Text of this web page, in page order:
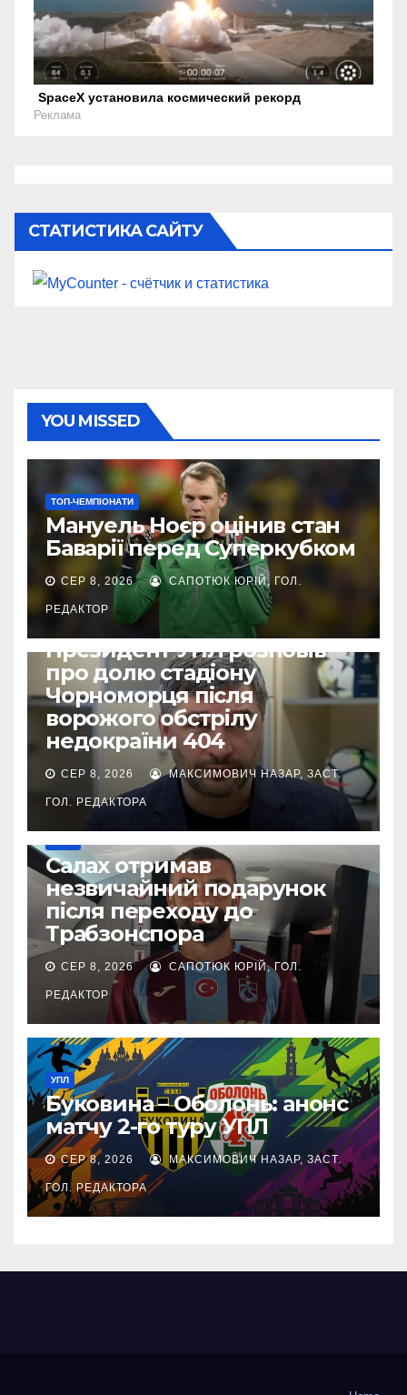
SpaceX установила космический рекорд
Реклама
СТАТИСТИКА САЙТУ
YOU MISSED
ТОП-ЧЕМПІОНАТИ
Мануель Ноєр оцінив стан
Баварії перед Суперкубком
СЕР 8, 2026 САПОТЮК ЮРІЙ, ГОЛ.
РЕДАКТОР
ВІЙНА УКРАЇНИ ПРОТИ РФ
Президент УПЛ розповів
про долю стадіону
Чорноморця після
ворожого обстрілу
недокраїни 404
СЕР 8, 2026 МАКСИМОВИЧ НАЗАР, ЗАСТ.
ГОЛ. РЕДАКТОРА
Салах отримав
незвичайний подарунок
після переходу до
Трабзонспора
СЕР 8, 2026 САПОТЮК ЮРІЙ, ГОЛ.
РЕДАКТОР
УПЛ
Буковина – Оболонь: анонс
матчу 2-го туру УПЛ
СЕР 8, 2026 МАКСИМОВИЧ НАЗАР, ЗАСТ.
ГОЛ. РЕДАКТОРА